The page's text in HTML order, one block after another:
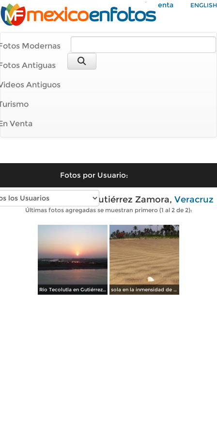
Mi Cuenta ENGLISH
Modernas
Antiguas
Antiguos
Venta
Fotos por Usuario:
Fotos modernas de Gutiérrez Zamora, Veracruz
Últimas fotos agregadas se muestran primero (1 al 2 de 2):
Río Tecolutla en Gutiérrez Zamora sola en la inmensidad de la arena